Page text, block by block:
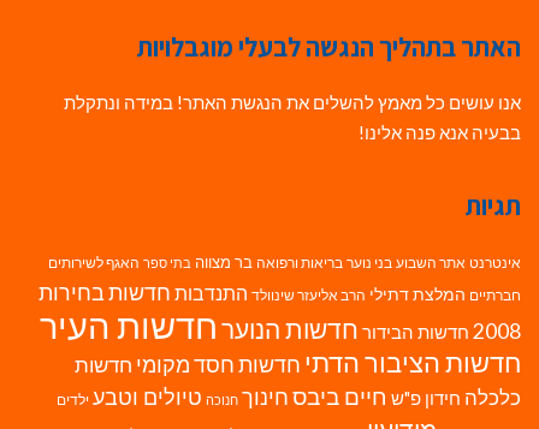
האתר בתהליך הנגשה לבעלי מוגבלויות
אנו עושים כל מאמץ להשלים את הנגשת האתר! במידה ונתקלת
בבעיה אנא פנה אלינו!
תגיות
אינטרנט אתר השבוע בני נוער בריאות ורפואה בר מצווה בתי ספר האגף לשירותים
חברתיים המלצת דתילי הרב אליעזר שינוולד התנדבות חדשות בחירות
2008 חדשות הבידור חדשות הנוערחדשות העיר
חדשות הציבור הדתי חדשות חסד מקומי חדשות
כלכלה חידון פ"ש חיים ביבסחינוך חנוכה טיולים וטבע ילדים